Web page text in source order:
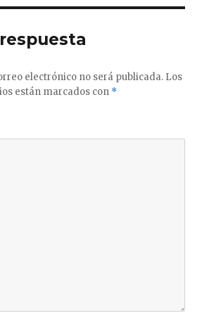
electrónico no será publicada. Los
están marcados con *